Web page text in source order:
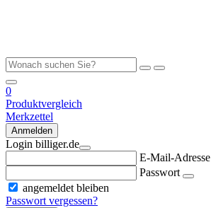
0
Produktvergleich
Merkzettel
Anmelden
Login billiger.de
E-Mail-Adresse
Passwort
angemeldet bleiben
Passwort vergessen?